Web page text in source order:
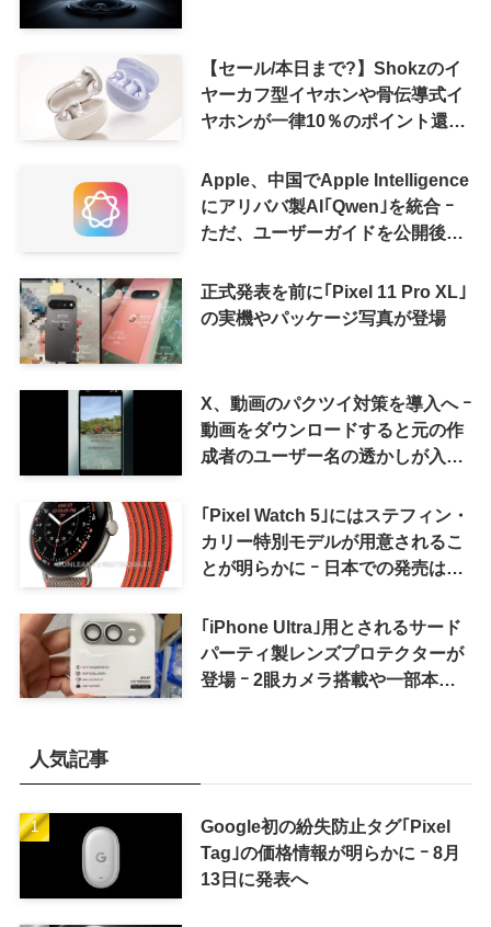
【セール/本日まで?】Shokzのイ
ヤーカフ型イヤホンや骨伝導式イ
ヤホンが一律10％のポイント還元
Apple、中国でApple Intelligence
にアリババ製AI｢Qwen｣を統合 ｰ
ただ、ユーザーガイドを公開後に
正式発表を前に｢Pixel 11 Pro XL｣
の実機やパッケージ写真が登場
X、動画のパクツイ対策を導入へ ｰ
動画をダウンロードすると元の作
成者のユーザー名の透かしが入る
｢Pixel Watch 5｣にはステフィン・
カリー特別モデルが用意されるこ
とが明らかに ｰ 日本での発売は期
｢iPhone Ultra｣用とされるサード
パーティ製レンズプロテクターが
登場 ｰ 2眼カメラ搭載や一部本体
人気記事
Google初の紛失防止タグ｢Pixel
Tag｣の価格情報が明らかに ｰ 8月
13日に発表へ